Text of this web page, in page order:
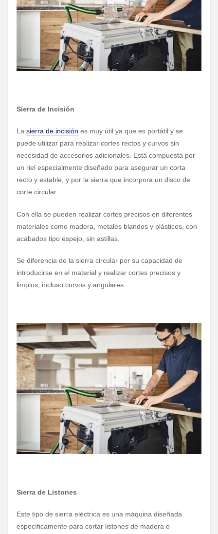
Sierra de Incisión
La sierra de incisión es muy útil ya que es portátil y se
puede utilizar para realizar cortes rectos y curvos sin
necesidad de accesorios adicionales. Está compuesta por
un riel especialmente diseñado para asegurar un corta
recto y estable, y por la sierra que incorpora un disco de
corte circular.
Con ella se pueden realizar cortes precisos en diferentes
materiales como madera, metales blandos y plásticos, con
acabados tipo espejo, sin astillas.
Se diferencia de la sierra circular por su capacidad de
introducirse en el material y realizar cortes precisos y
limpios, incluso curvos y angulares.
Sierra de Listones
Este tipo de sierra eléctrica es una máquina diseñada
específicamente para cortar listones de madera o